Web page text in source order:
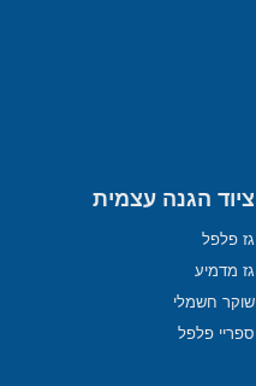
ציוד הגנה עצמית
גז פלפל
גז מדמיע
שוקר חשמלי
ספריי פלפל